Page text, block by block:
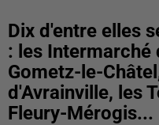
Dix d'entre elles
: les Intermarché
Gometz-le-
d'Avrainville, les
Fleury-Mérogis...